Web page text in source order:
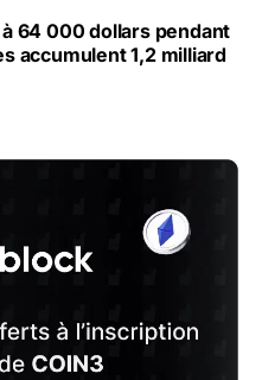
64 000 dollars pendant
accumulent 1,2 milliard